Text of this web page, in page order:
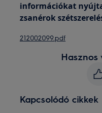
információkat
zsanérok
212002099.pdf
Hasznos
Kapcsolódó cikkek